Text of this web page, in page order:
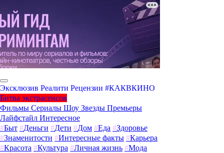
Эксклюзив Реалити Рецензии #КАКВКИНО
Битва экстрасенсов
Фильмы Сериалы Шоу Звезды Премьеры
Лайфстайл Интересное
#Быт #Деньги #Дети #Дом #Еда #Здоровье
#Знаменитости #Интересные факты #Карьера
#Красота #Культура #Личная жизнь #Мода